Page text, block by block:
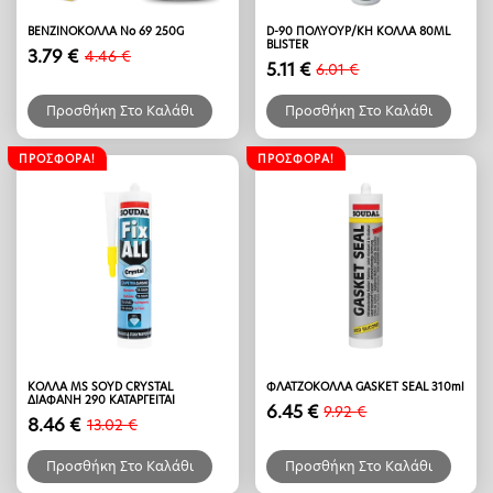
ΒΕΝΖΙΝΟΚΟΛΛΑ Νο 69 250G
4.46€
Original
was:
4.46 €.
3.79€
Η
τιμή
είναι:
3.79 €.
Προσθήκη Στο Καλάθι
D-90 ΠΟΛΥΟΥΡ/ΚΗ ΚΟΛΛΑ 80ML
BLISTER
6.01€
Original
price
was:
6.01 €.
5.11 €
Η
τρέχουσα
τιμή
είναι:
5.11 €.
Προσθήκη Στο Καλάθι
ΠΡΟΣΦΟΡΆ!
ΚOΛΛΑ ΜS SOYD CRYSTAL
ΔΙΑΦΑΝΗ 290 ΚΑΤΑΡΓΕΙΤΑΙ
13.02€
Original
price
was:
8.46€
Η
τρέχουσα
τιμήΠροσθήκη Στο Καλάθι
ΠΡΟΣΦΟΡΆ!
ΦΛΑΤΖΟΚΟΛΛΑ GASKET SEAL 310ml
9.92€
Original
was:
9.92 €.
6.45€
Η
τιμή
είναι:
Προσθήκη Στο Καλάθι